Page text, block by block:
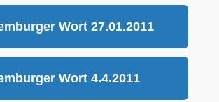
Wort 27.01.2011
Wort 4.4.2011